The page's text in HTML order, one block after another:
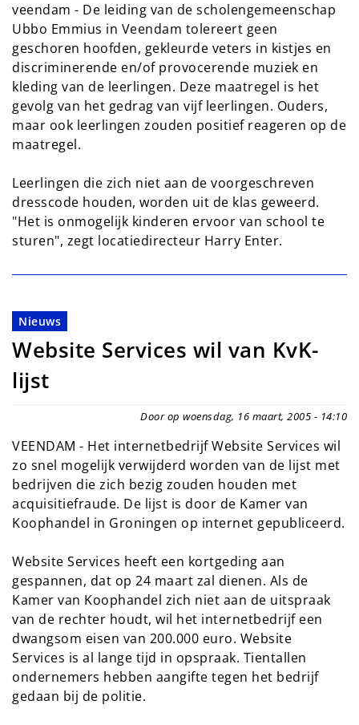
veendam - De leiding van de scholengemeenschap
Ubbo Emmius in Veendam tolereert geen
geschoren hoofden, gekleurde veters in kistjes en
discriminerende en/of provocerende muziek en
kleding van de leerlingen. Deze maatregel is het
gevolg van het gedrag van vijf leerlingen. Ouders,
maar ook leerlingen zouden positief reageren op de
maatregel.
Leerlingen die zich niet aan de voorgeschreven
dresscode houden, worden uit de klas geweerd.
"Het is onmogelijk kinderen ervoor van school te
sturen", zegt locatiedirecteur Harry Enter.
Nieuws
Website Services wil van KvK-
lijst
Door op woensdag, 16 maart, 2005 - 14:10
VEENDAM - Het internetbedrijf Website Services wil
zo snel mogelijk verwijderd worden van de lijst met
bedrijven die zich bezig zouden houden met
acquisitiefraude. De lijst is door de Kamer van
Koophandel in Groningen op internet gepubliceerd.
Website Services heeft een kortgeding aan
gespannen, dat op 24 maart zal dienen. Als de
Kamer van Koophandel zich niet aan de uitspraak
van de rechter houdt, wil het internetbedrijf een
dwangsom eisen van 200.000 euro. Website
Services is al lange tijd in opspraak. Tientallen
ondernemers hebben aangifte tegen het bedrijf
gedaan bij de politie.